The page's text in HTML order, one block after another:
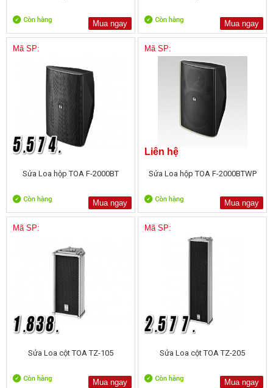
Mua ngay Mua ngay
Mã SP:
Sửa Loa hộp TOA F-2000BT
Mua ngay
Mã SP:
Liên hệ
Sửa Loa hộp TOA F-2000BTWP
Mua ngay
Mã SP:
Sửa Loa cột TOA TZ-105
Mua ngay
Mã SP:
Sửa Loa cột TOA TZ-205
Mua ngay